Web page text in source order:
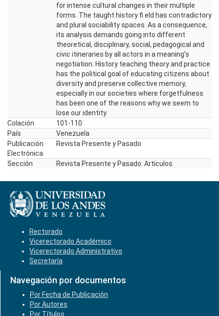
for intense cultural changes in their multiple
forms. The taught history fi eld has contradictory
and plural sociability spaces. As a consequence,
its analysis demands going into different
theoretical, disciplinary, social, pedagogical and
civic itineraries by all actors in a meaning’s
negotiation. History teaching theory and practice
has the political goal of educating citizens about
diversity and preserve collective memory,
especially in our societies where forgetfulness
has been one of the reasons why we seem to
lose our identity.
Colación
101-110
País
Venezuela
Publicación
Electrónica
Revista Presente y Pasado
Sección Revista Presente y Pasado: Artículos
Rectorado
Vicerectorado Académico
Vicerectorado Administrativo
Secretaría
Navegación por documentos
Por Fecha de Publicación
Por Autores
Por Títulos